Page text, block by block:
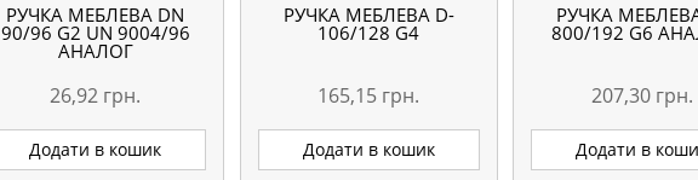
РУЧКА МЕБЛЕВА DN
90/96 G2 UN 9004/96
АНАЛОГ
26,92 грн.
Додати в кошик
РУЧКА МЕБЛЕВА D-
106/128 G4
165,15 грн.
Додати в кошик
РУЧКА
800/192 G6
207,30 грн.
Додати в